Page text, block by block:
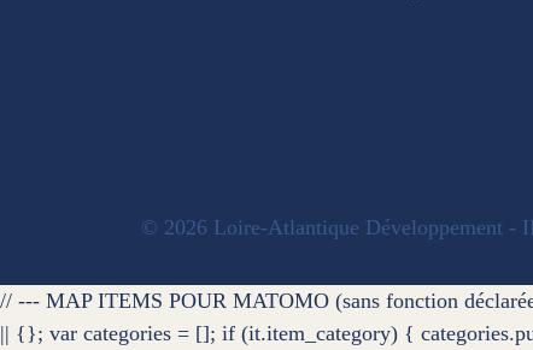
© 2026 Loire-Atlantique Développement -
// --- MAP ITEMS POUR MATOMO (sans fonction
|| {}; var categories = []; if (it.item_category) {